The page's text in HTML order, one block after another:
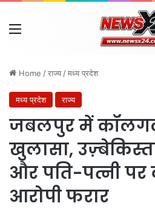
Menu
Home /राज्य /मध्य प्रदेश
मध्य प्रदेश राज्य
जबलपुर में
खुलासा,
और पति-पत्नी पर
आरोपी फरार